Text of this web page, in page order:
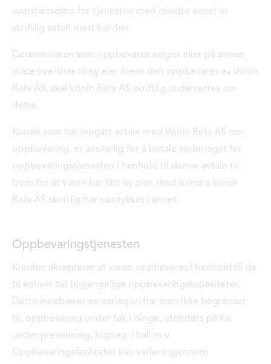
oppstartsdato for tjenesten med mindre annet er
skriftlig avtalt med kunden.
Dersom varen som oppbevares selges eller på annen
måte overdras til ny eier mens den oppbevares av Vónin
Refa AS, skal Vónin Refa AS skriftlig underrettes om
dette.
Kunde som har inngått avtale med Vónin Refa AS om
oppbevaring, er ansvarlig for å betale vederlaget for
oppbevaringstjenesten i henhold til denne avtale til
tross for at varen har fått ny eier, med mindre Vónin
Refa AS skriftlig har samtykket i annet.
Oppbevaringstjenesten
Kunden aksepterer at varen oppbevares i henhold til de
til enhver tid tilgjengelige oppbevaringskapasiteter.
Dette innebærer en variasjon fra, men ikke begrenset
til, oppbevaring under tak i binge, utendørs på kai
under presenning, bigbag, i hall m.v.
Oppbevaringsfasiliteter kan variere gjennom